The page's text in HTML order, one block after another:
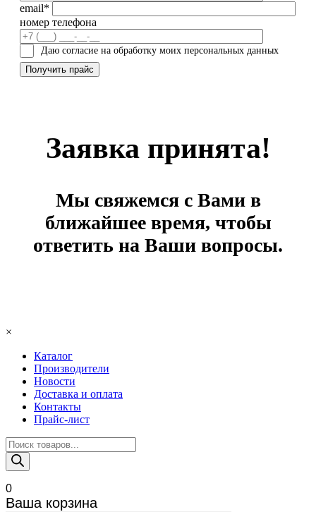
email*
номер телефона
Даю согласие на обработку моих персональных данных
Заявка принята!
Мы свяжемся с Вами в
ближайшее время, чтобы
ответить на Ваши вопросы.
×
Каталог
Производители
Новости
Доставка и оплата
Контакты
Прайс-лист
Поиск
товаров
0
Ваша корзина